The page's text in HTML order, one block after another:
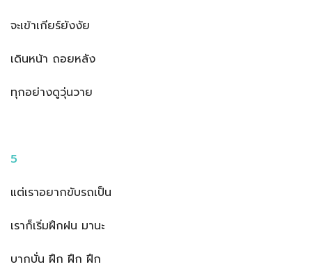
จะเข้าเกียร์ยังงัย
เดินหน้า ถอยหลัง
ทุกอย่างดูวุ่นวาย
5
แต่เราอยากขับรถเป็น
เราก็เริ่มฝึกฝน มานะ
บากบั่น ฝึก ฝึก ฝึก